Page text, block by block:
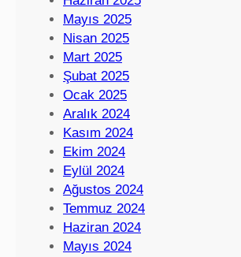
Mayıs 2025
Nisan 2025
Mart 2025
Şubat 2025
Ocak 2025
Aralık 2024
Kasım 2024
Ekim 2024
Eylül 2024
Ağustos 2024
Temmuz 2024
Haziran 2024
Mayıs 2024